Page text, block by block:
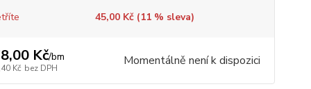
45,00 Kč (11% sleva)
Kč/bm
Kč bez DPH Momentálně není k dispozici